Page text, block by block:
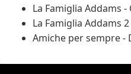
La Famiglia Addams -
La Famiglia Addams 2
Amiche per sempre-